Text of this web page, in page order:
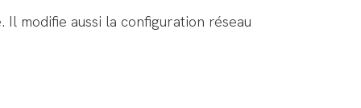
modifie aussi la configuration réseau